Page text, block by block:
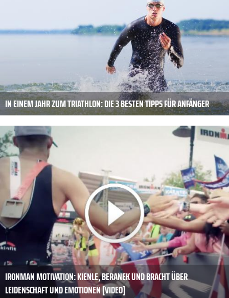
IN EINEM JAHR ZUM TRIATHLON: DIE 3 BESTEN TIPPS FÜR ANFÄNGER
IRONMAN MOTIVATION: KIENLE, BERANEK UND BRACHT ÜBER
LEIDENSCHAFT UND EMOTIONEN [VIDEO]